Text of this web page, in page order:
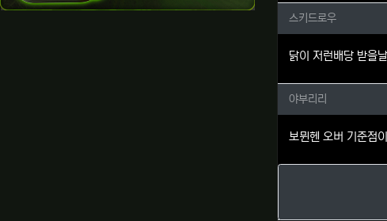
스키드로우
스키드로우
닭이 저런배당 받을
야부리리님
야부리리
보뮌헨 오버 기준점